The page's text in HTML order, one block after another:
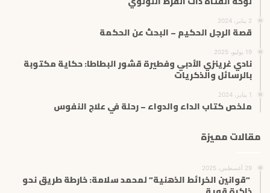
2 يناير، 2024
قصة الرجل الحكيم – البحث عن الحكمة
19 يوليو، 2025
نادي غرينزي الأدبي وفطيرة قشور البطاطا: حكاية مكتوبة
بالرسائل والذكريات
1 يناير، 2024
ملخص كتاب الداء والدواء – رحلة في علاج النفوس
مقالات مميزة
29 أغسطس، 2025
”قوانين الخرائط الذهنية” لمحمد سلامة: خارطة طريق نحو